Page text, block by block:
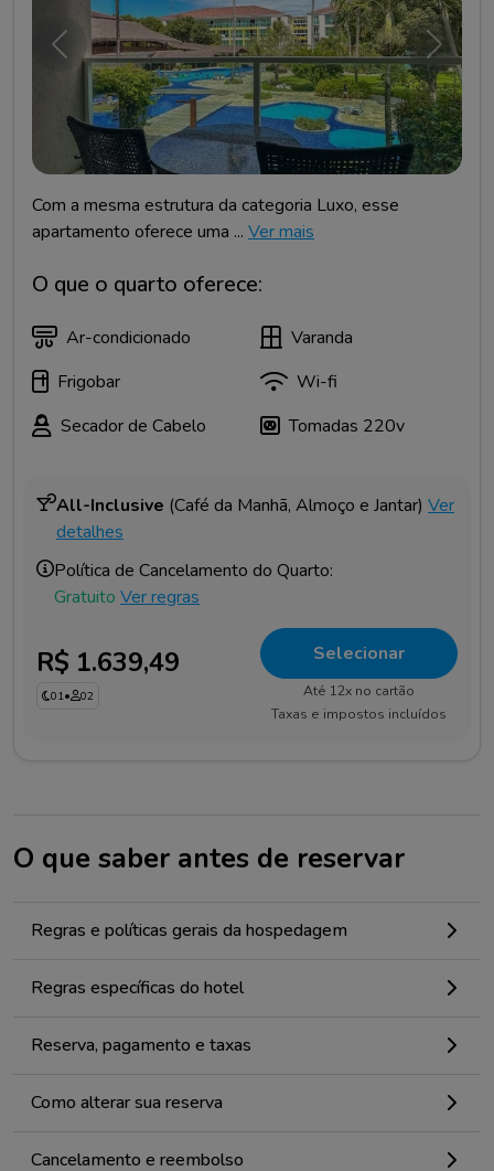
Anterior
Com a mesma estrutura da categoria Luxo, esse
apartamento oferece uma ... Ver mais
O que o quarto oferece:
Ar-condicionado
Varanda
Frigobar
Wi-fi
Secador de Cabelo
Tomadas 220v
All-Inclusive (Café da Manhã, Almoço e Jantar) Ver
detalhes
Política de Cancelamento do Quarto:
Gratuito Ver regras
R$ 1.639,49
01• 02
Selecionar
Até 12x no cartão
Taxas e impostos incluídos
O que saber antes de reservar
Regras e políticas gerais da hospedagem
Regras específicas do hotel
Reserva, pagamento e taxas
Como alterar sua reserva
Cancelamento e reembolso